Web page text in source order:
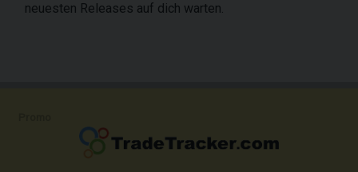
neuesten Releases auf dich warten.